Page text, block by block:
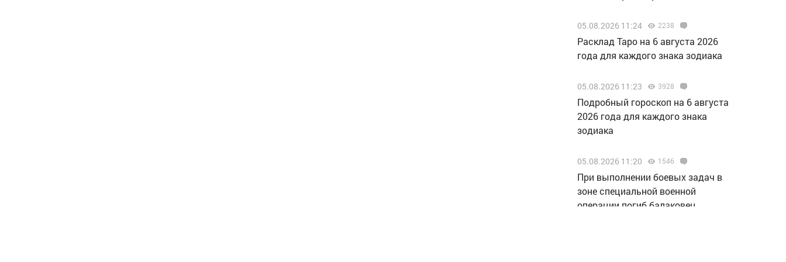
05.08.2026 11:24 2238
Расклад Таро на 6 августа 2026
года для каждого знака зодиака
05.08.2026 11:23 3928
Подробный гороскоп на 6 августа
2026 года для каждого знака
зодиака
05.08.2026 11:20 1546
При выполнении боевых задач в
зоне специальной военной
операции погиб балаковец